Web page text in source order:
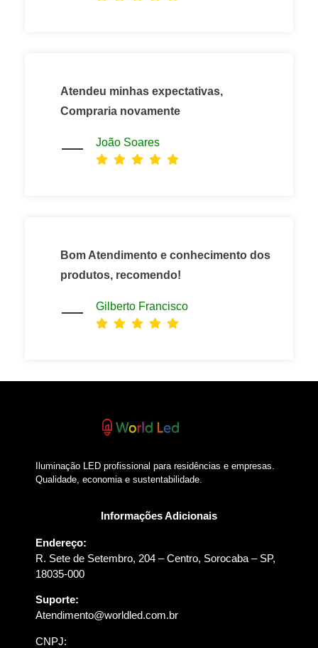
Atendeu minhas expectativas,
Compraria novamente
João Soares
Bom Atendimento e conhecimento dos
produtos, recomendo!
Gilberto Francisco
Iluminação LED profissional para residências e empresas.
Qualidade, economia e sustentabilidade.
Informações Adicionais
Endereço:
R. Sete de Setembro, 204 – Centro, Sorocaba – SP,
18035-000
Suporte:
Atendimento@worldled.com.br
CNPJ: